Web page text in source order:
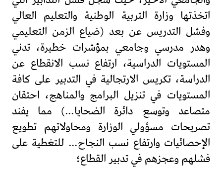
اتخذتها وزارة التربية الوطنية والتعليم العالي
وفشل التدريس عن بعد (ضياع الزمن التعليمي
وهدر مدرسي وجامعي بمؤشرات خطيرة، تدني
المستويات الدراسية، ارتفاع نسب الانقطاع عن
الدراسة، تكريس الارتجالية في التدبير على كافة
المستويات في تنزيل البرامج والمناهج، احتقان
متصاعد وتوسع دائرة الضحايا…) مما يفند
تصريحات مسؤولي الوزارة ومحاولاتهم تطويع
الإحصائيات وارتفاع نسب النجاح… للتغطية على
فشلهم وعجزهم في تدبير القطاع؛